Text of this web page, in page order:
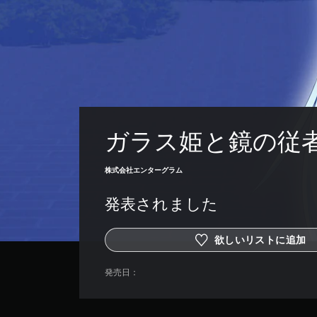
ガラス姫と鏡の従
株式会社エンターグラム
発表されました
欲しいリストに追加
発売日：